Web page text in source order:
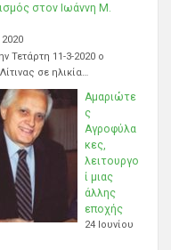
στον Ιωάννη Μ.
Τετάρτη 11-3-2020 ο
σε ηλικία…
Αμαριώτε
ς
Αγροφύλα
κες,
λειτουργο
ί μιας
άλλης
εποχής
24 Ιουνίου